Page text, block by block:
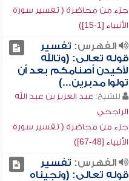
جزء من محاضرة ( تفسير سورة
الأنبياء [1-15])
الفهرس: تفسير
قوله تعالى: (وتالله
لأكيدن أصنامكم بعد أن
تولوا مدبرين...)
للشيخ: عبد العزيز بن عبد الله
الراجحي
جزء من محاضرة ( تفسير سورة
الأنبياء [48-67])
الفهرس: تفسير
قوله تعالى: (ونجيناه